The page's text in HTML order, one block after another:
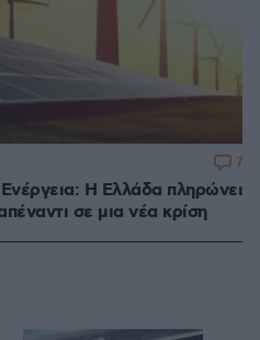
Η Ελλάδα πληρώνει
σε μια νέα κρίση
7